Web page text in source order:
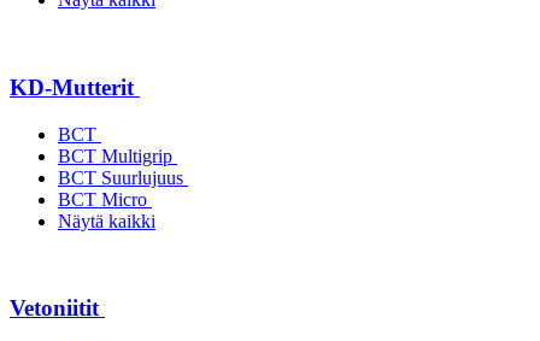
KD-Mutterit
BCT
BCT Multigrip
BCT Suurlujuus
BCT Micro
Näytä kaikki
Vetoniitit